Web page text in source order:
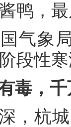
鸭，
气象
段性
毒，
，杭